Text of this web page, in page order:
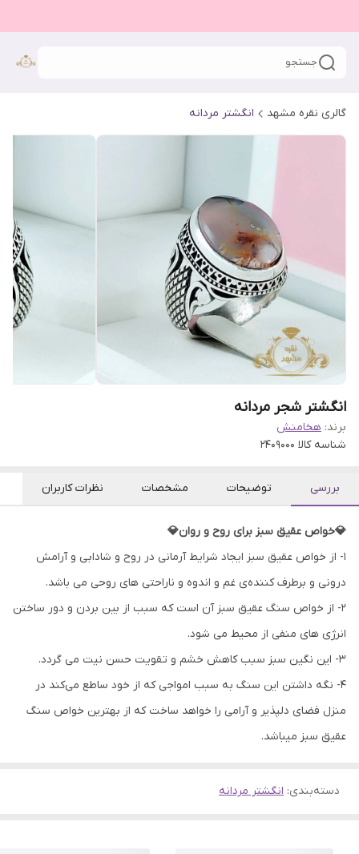
جستجو
گالری نقره مشهد انگشتر مردانه
انگشتر شجر مردانه
برند: هخامنش
شناسه کالا 2409000
بررسی توضیحات مشخصات نظرات کاربران
💎خواص عقیق سبز برای روح و روان💎
۱- از خواص عقیق سبز ایجاد شرایط آرمانی در روح و شادابی و آرامش
درونی و برطرف کننده‌ی غم و اندوه و ناراحتی های روحی می باشد.
۲- از خواص سنگ عقیق سبز آن است که سبب از بین بردن و دور ساختن
انرژی های منفی از محیط می شود.
۳- این نگین سبز سبب کاهش خشم و تقویت حسن نیت می گردد.
۴- نگه داشتن این سنگ به سبب امواجی که از خود ساطع می‌کند در
منزل فضای دلپذیر و آرامی را خواهد ساخت که از بهترین خواص سنگ
عقیق سبز میباشد.
دسته‌بندی: انگشتر مردانه